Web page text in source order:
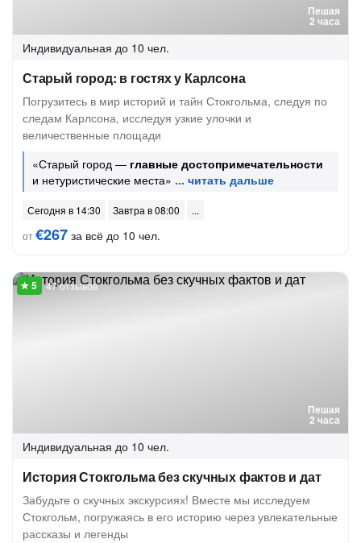
Пешая
2 часа
Индивидуальная до 10 чел.
Старый город: в гостях у Карлсона
Погрузитесь в мир историй и тайн Стокгольма, следуя по
следам Карлсона, исследуя узкие улочки и
величественные площади
«Старый город — главные достопримечательности
и нетуристические места»
Сегодня в 14:30
Завтра в 08:00
от€267 за всё до 10 чел.
Пешая
2 часа
47 отзывов
Индивидуальная до 10 чел.
История Стокгольма без скучных фактов и дат
Забудьте о скучных экскурсиях! Вместе мы исследуем
Стокгольм, погружаясь в его историю через увлекательные
рассказы и легенды